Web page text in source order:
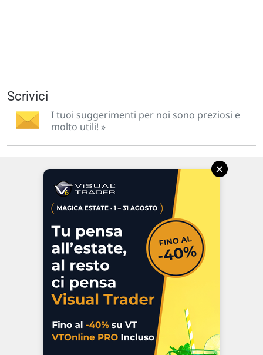
Scrivici
I tuoi suggerimenti per noi sono preziosi e
molto utili! »
47923 Rimini
P.IVA 02 452 460 401
Chi siamo
Commenti e segnalazioni
Contattaci
×